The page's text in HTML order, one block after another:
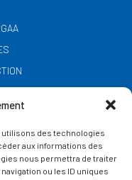
des technologies
aux informations des
nous permettra de traiter
ou les ID uniques